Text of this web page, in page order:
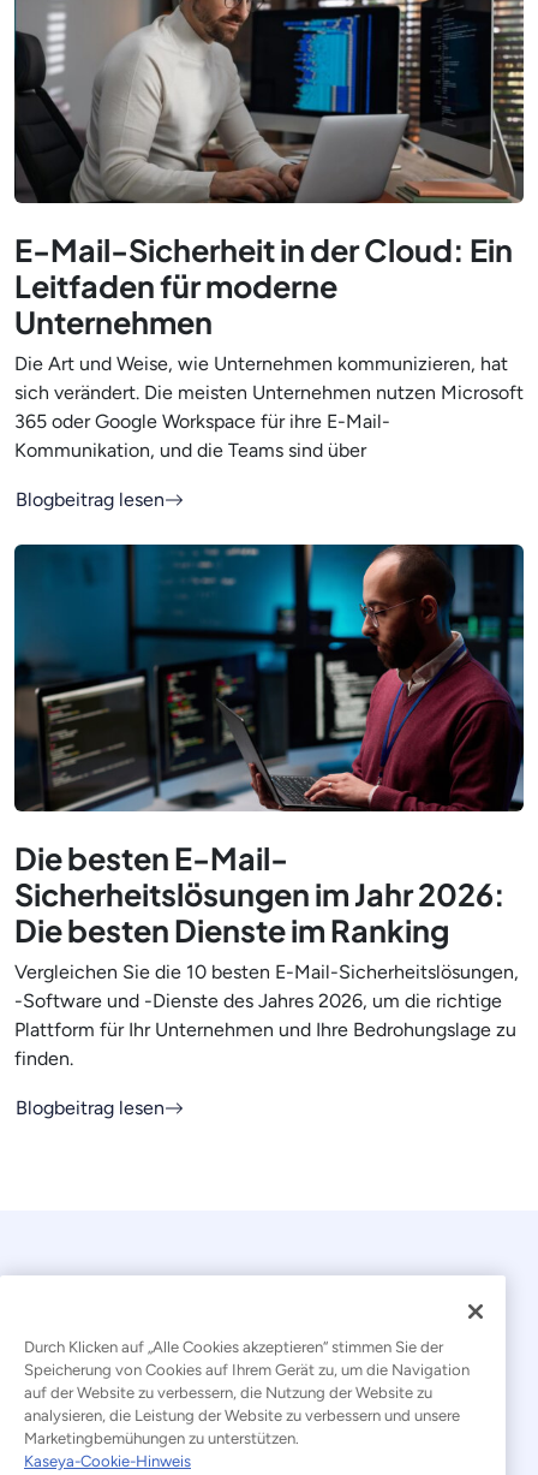
E-Mail-Sicherheit in der Cloud: Ein
Leitfaden für moderne
Unternehmen
Die Art und Weise, wie Unternehmen kommunizieren, hat
sich verändert. Die meisten Unternehmen nutzen Microsoft
365 oder Google Workspace für ihre E-Mail-
Kommunikation, und die Teams sind über
Blogbeitrag lesen
Die besten E-Mail-
Sicherheitslösungen im Jahr 2026:
Die besten Dienste im Ranking
Vergleichen Sie die 10 besten E-Mail-Sicherheitslösungen,
-Software und -Dienste des Jahres 2026, um die richtige
Plattform für Ihr Unternehmen und Ihre Bedrohungslage zu
finden.
Blogbeitrag lesen
© 2026 Kaseya. Alle Rechte vorbehalten.
Deutsch
Durch Klicken auf „Alle Cookies akzeptieren“ stimmen Sie der
Speicherung von Cookies auf Ihrem Gerät zu, um die Navigation
auf der Website zu verbessern, die Nutzung der Website zu
analysieren, die Leistung der Website zu verbessern und unsere
Marketingbemühungen zu unterstützen.
Kaseya-Cookie-Hinweis